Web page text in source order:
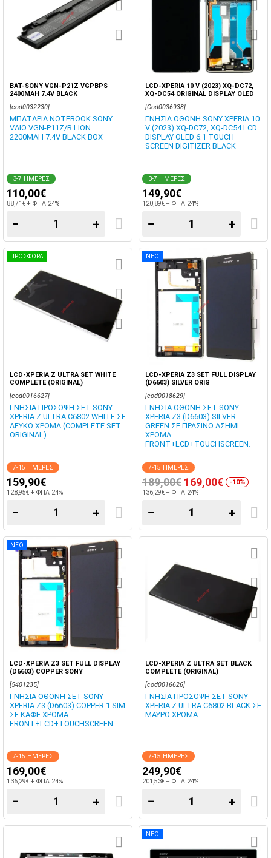
BAT-SONY VGN-P21Z VGPBPS
2400MAH 7.4V BLACK
[cod0032230]
ΜΠΑΤΑΡΙΑ NOTEBOOK SONY
VAIO VGN-P11Z/R LION
2200MAH 7.4V BLACK BOX
3-7 ΗΜΕΡΕΣ
110,00€
88,71€ + ΦΠΑ 24%
− +
LCD-XPERIA 10 V (2023) XQ-DC72,
XQ-DC54 ORIGINAL DISPLAY OLED
BOX
[Cod0036938]
ΓΝΗΣΙΑ ΟΘΟΝΗ SONY XPERIA 10
V (2023) XQ-DC72, XQ-DC54 LCD
DISPLAY OLED 6.1 TOUCH
SCREEN DIGITIZER BLACK
3-7 ΗΜΕΡΕΣ
149,90€
120,89€ + ΦΠΑ 24%
− +
ΠΡΟΣΦΟΡΑ
LCD-XPERIA Z ULTRA SET WHITE
COMPLETE (ORIGINAL)
[cod0016627]
ΓΝΗΣΙΑ ΠΡΟΣΟΨΗ ΣΕΤ SONY
XPERIA Z ULTRA C6802 WHITE ΣΕ
ΛΕΥΚΟ ΧΡΩΜΑ (COMPLETE SET
ORIGINAL)
7-15 ΗΜΕΡΕΣ
159,90€
128,95€ + ΦΠΑ 24%
− +
ΝΕΟ
LCD-XPERIA Z3 SET FULL DISPLAY
(D6603) SILVER ORIG
[cod0018629]
ΓΝΗΣΙΑ ΟΘΟΝΗ ΣΕΤ SONY
XPERIA Z3 (D6603) SILVER
GREEN ΣΕ ΠΡΑΣΙΝΟ ΑΣΗΜΙ
ΧΡΩΜΑ
FRONT+LCD+TOUCHSCREEN.
7-15 ΗΜΕΡΕΣ
189,00€ 169,00€
-10%
136,29€ + ΦΠΑ 24%
− +
ΝΕΟ
LCD-XPERIA Z3 SET FULL DISPLAY
(D6603) COPPER SONY
[5401235]
ΓΝΗΣΙΑ ΟΘΟΝΗ ΣΕΤ SONY
XPERIA Z3 (D6603) COPPER 1 SIM
ΣΕ ΚΑΦΕ ΧΡΩΜΑ
FRONT+LCD+TOUCHSCREEN.
7-15 ΗΜΕΡΕΣ
169,00€
136,29€ + ΦΠΑ 24%
− +
LCD-XPERIA Z ULTRA SET BLACK
COMPLETE (ORIGINAL)
[cod0016626]
ΓΝΗΣΙΑ ΠΡΟΣΟΨΗ ΣΕΤ SONY
XPERIA Z ULTRA C6802 BLACK ΣΕ
ΜΑΥΡΟ ΧΡΩΜΑ
7-15 ΗΜΕΡΕΣ
249,90€
201,53€ + ΦΠΑ 24%
− +
ΝΕΟ